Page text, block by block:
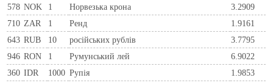
578 NOK 1 Норвезька крона
3.2909
710 ZAR 1 Ренд
1.9161
643 RUB 10 російських рублів
3.7795
946 RON 1 Румунський лей
6.9022
360 IDR 1000 Рупія
1.9853